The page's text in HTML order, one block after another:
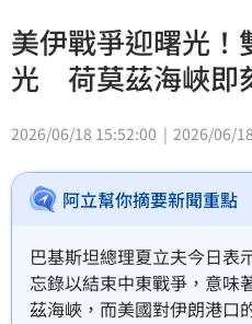
美伊戰爭迎曙光！
光 荷莫茲海峽即
2026/06/18 15:52:00 2026/06/
阿立幫你摘要新聞重點
巴基斯坦總理夏立夫今日表
忘錄以結束中東戰爭，意味
茲海峽，而美國對伊朗港口